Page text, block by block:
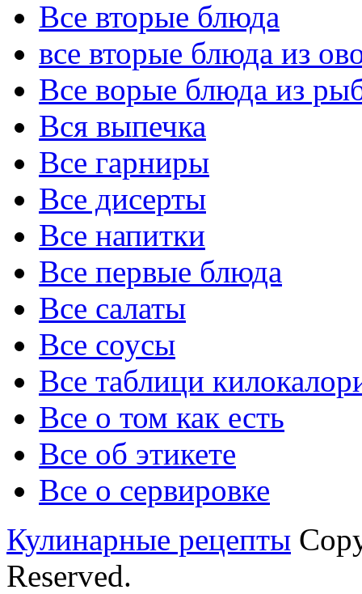
Все вторые блюда
все вторые блюда из
Все ворые блюда из
Вся выпечка
Все гарниры
Все дисерты
Все напитки
Все первые блюда
Все салаты
Все соусы
Все таблици
Все о том как есть
Все об этикете
Все о сервировке
Кулинарные рецепты
Reserved.